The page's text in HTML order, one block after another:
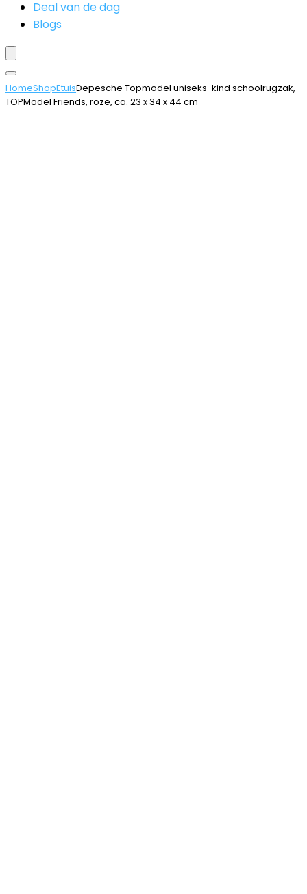
Deal van de dag
Blogs
HomeShopEtuisDepesche Topmodel uniseks-kind schoolrugzak,
TOPModel Friends, roze, ca. 23 x 34 x 44 cm